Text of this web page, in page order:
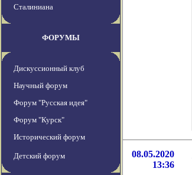
Сталиниана
ФОРУМЫ
Дискуссионный клуб
Научный форум
Форум "Русская идея"
Форум "Курск"
Исторический форум
Детский форум
08.05.2020
13:36